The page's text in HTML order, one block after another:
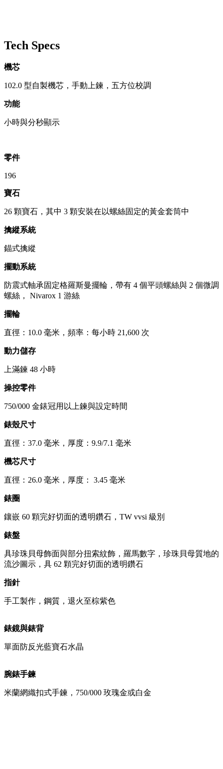
Tech Specs
機芯
102.0 型自製機芯，手動上鍊，五方位校調
功能
小時與分秒顯示
零件
196
寶石
26 顆寶石，其中 3 顆安裝在以螺絲固定的黃金套筒中
擒縱系統
錨式擒縱
擺動系統
防震式軸承固定格羅斯曼擺輪，帶有 4 個平頭螺絲與 2 個微調
螺絲， Nivarox 1 游絲
擺輪
直徑：10.0 毫米，頻率：每小時 21,600 次
動力儲存
上滿鍊 48 小時
操控零件
750/000 金錶冠用以上鍊與設定時間
錶殼尺寸
直徑：37.0 毫米，厚度：9.9/7.1 毫米
機芯尺寸
直徑：26.0 毫米，厚度： 3.45 毫米
錶圈
鑲嵌 60 顆完好切面的透明鑽石，TW vvsi 級別
錶盤
具珍珠貝母飾面與部分扭索紋飾，羅馬數字，珍珠貝母質地的
流沙圖示，具 62 顆完好切面的透明鑽石
指針
手工製作，鋼質，退火至棕紫色
錶鏡與錶背
單面防反光藍寶石水晶
腕錶手鍊
米蘭網織扣式手鍊，750/000 玫瑰金或白金